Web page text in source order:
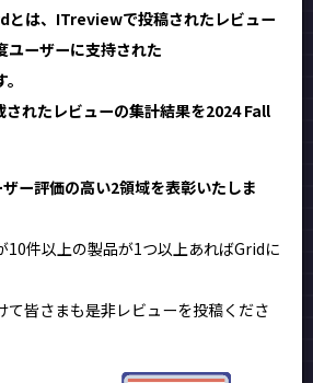
は、ITreviewで投稿されたレビュー
ユーザーに支持された
されたレビューの集計結果を2024 Fall
ー評価の高い2領域を表彰いたしま
10件以上の製品が1つ以上あればGridに
皆さまも是非レビューを投稿くださ